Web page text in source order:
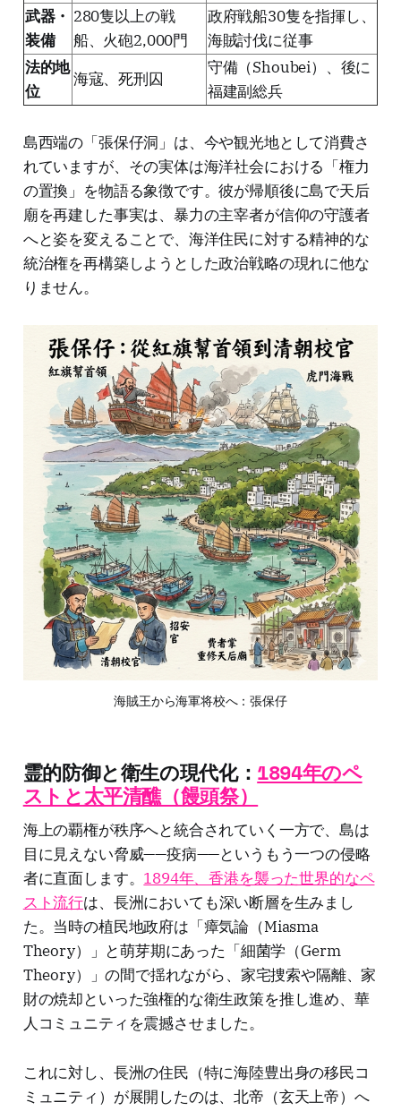
武器・
装備
280隻以上の戦
船、火砲2,000門
政府戦船30隻を指揮し、
海賊討伐に従事
法的地
位
海寇、死刑囚
守備（Shoubei）、後に
福建副総兵
島西端の「張保仔洞」は、今や観光地として消費さ
れていますが、その実体は海洋社会における「権力
の置換」を物語る象徴です。彼が帰順後に島で天后
廟を再建した事実は、暴力の主宰者が信仰の守護者
へと姿を変えることで、海洋住民に対する精神的な
統治権を再構築しようとした政治戦略の現れに他な
りません。
海賊王から海軍将校へ：張保仔
霊的防御と衛生の現代化： 1894年のペ
ストと太平清醮（饅頭祭）
海上の覇権が秩序へと統合されていく一方で、島は
目に見えない脅威——疫病——というもう一つの侵略
者に直面します。 1894年、香港を襲った世界的なペ
スト流行は、長洲においても深い断層を生みまし
た。当時の植民地政府は「瘴気論（Miasma
Theory）」と萌芽期にあった「細菌学（Germ
Theory）」の間で揺れながら、家宅捜索や隔離、家
財の焼却といった強権的な衛生政策を推し進め、華
人コミュニティを震撼させました。
これに対し、長洲の住民（特に海陸豊出身の移民コ
ミュニティ）が展開したのは、北帝（玄天上帝）へ